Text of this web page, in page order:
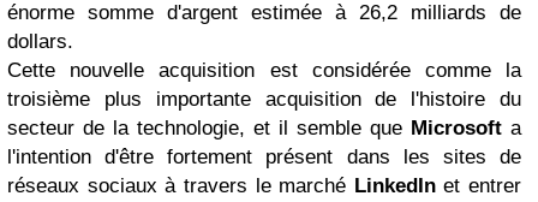
énorme somme d'argent estimée à 26,2 milliards de
dollars.
Cette nouvelle acquisition est considérée comme la
troisième plus importante acquisition de l'histoire du
secteur de la technologie, et il semble que Microsoft a
l'intention d'être fortement présent dans les sites de
réseaux sociaux à travers le marché LinkedInet entrer